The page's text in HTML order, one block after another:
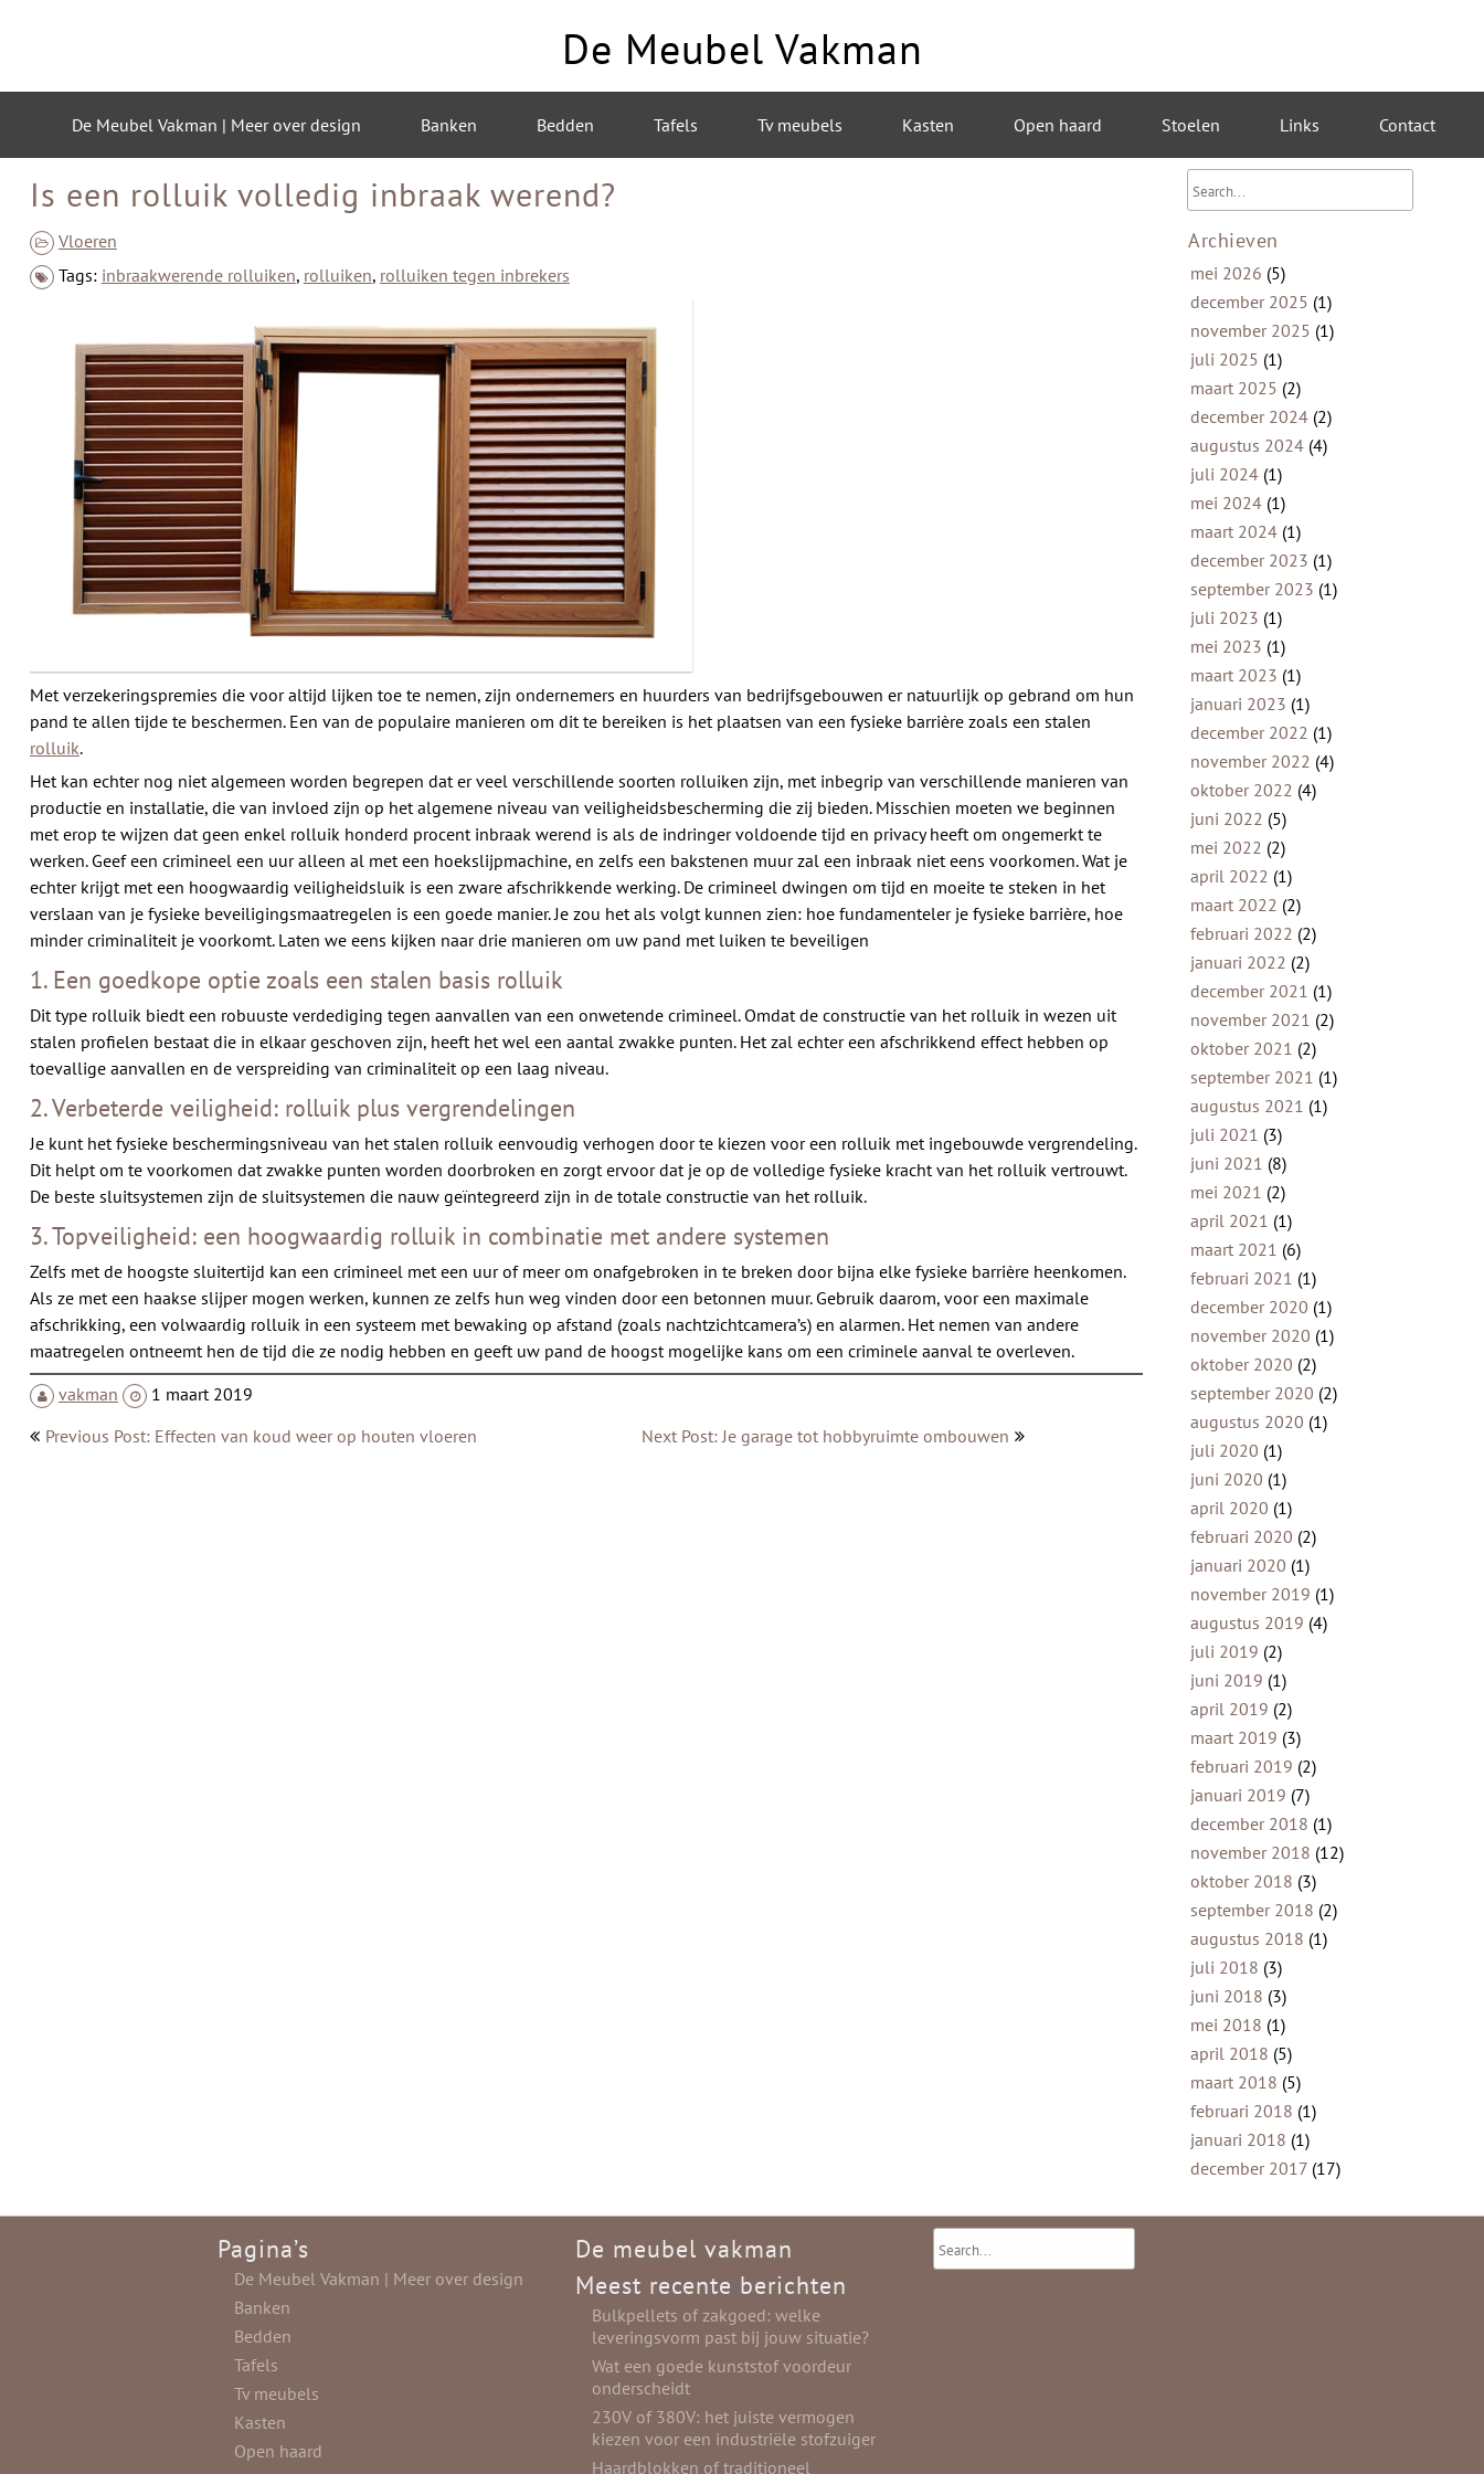
De Meubel Vakman
De Meubel Vakman | Meer over design Banken Bedden Tafels Tv meubels Kasten Open haard Stoelen Links Contact
Is een rolluik volledig inbraak werend?
Vloeren
Tags: inbraakwerende rolluiken, rolluiken, rolluiken tegen inbrekers
Met verzekeringspremies die voor altijd lijken toe te nemen, zijn ondernemers en huurders van bedrijfsgebouwen er natuurlijk op gebrand om hun
pand te allen tijde te beschermen. Een van de populaire manieren om dit te bereiken is het plaatsen van een fysieke barrière zoals een stalen
rolluik.
Het kan echter nog niet algemeen worden begrepen dat er veel verschillende soorten rolluiken zijn, met inbegrip van verschillende manieren van
productie en installatie, die van invloed zijn op het algemene niveau van veiligheidsbescherming die zij bieden. Misschien moeten we beginnen
met erop te wijzen dat geen enkel rolluik honderd procent inbraak werend is als de indringer voldoende tijd en privacy heeft om ongemerkt te
werken. Geef een crimineel een uur alleen al met een hoekslijpmachine, en zelfs een bakstenen muur zal een inbraak niet eens voorkomen. Wat je
echter krijgt met een hoogwaardig veiligheidsluik is een zware afschrikkende werking. De crimineel dwingen om tijd en moeite te steken in het
verslaan van je fysieke beveiligingsmaatregelen is een goede manier. Je zou het als volgt kunnen zien: hoe fundamenteler je fysieke barrière, hoe
minder criminaliteit je voorkomt. Laten we eens kijken naar drie manieren om uw pand met luiken te beveiligen
1. Een goedkope optie zoals een stalen basis rolluik
Dit type rolluik biedt een robuuste verdediging tegen aanvallen van een onwetende crimineel. Omdat de constructie van het rolluik in wezen uit
stalen profielen bestaat die in elkaar geschoven zijn, heeft het wel een aantal zwakke punten. Het zal echter een afschrikkend effect hebben op
toevallige aanvallen en de verspreiding van criminaliteit op een laag niveau.
2. Verbeterde veiligheid: rolluik plus vergrendelingen
Je kunt het fysieke beschermingsniveau van het stalen rolluik eenvoudig verhogen door te kiezen voor een rolluik met ingebouwde vergrendeling.
Dit helpt om te voorkomen dat zwakke punten worden doorbroken en zorgt ervoor dat je op de volledige fysieke kracht van het rolluik vertrouwt.
De beste sluitsystemen zijn de sluitsystemen die nauw geïntegreerd zijn in de totale constructie van het rolluik.
3. Topveiligheid: een hoogwaardig rolluik in combinatie met andere systemen
Zelfs met de hoogste sluitertijd kan een crimineel met een uur of meer om onafgebroken in te breken door bijna elke fysieke barrière heenkomen.
Als ze met een haakse slijper mogen werken, kunnen ze zelfs hun weg vinden door een betonnen muur. Gebruik daarom, voor een maximale
afschrikking, een volwaardig rolluik in een systeem met bewaking op afstand (zoals nachtzichtcamera’s) en alarmen. Het nemen van andere
maatregelen ontneemt hen de tijd die ze nodig hebben en geeft uw pand de hoogst mogelijke kans om een criminele aanval te overleven.
vakman
1 maart 2019
Bericht
Previous Post: Effecten van koud weer op houten vloeren Next Post: Je garage tot hobbyruimte ombouwen
Archieven
mei 2026 (5)
december 2025 (1)
november 2025 (1)
juli 2025 (1)
maart 2025 (2)
december 2024 (2)
augustus 2024 (4)
juli 2024 (1)
mei 2024 (1)
maart 2024 (1)
december 2023 (1)
september 2023 (1)
juli 2023 (1)
mei 2023 (1)
maart 2023 (1)
januari 2023 (1)
december 2022 (1)
november 2022 (4)
oktober 2022 (4)
juni 2022 (5)
mei 2022 (2)
april 2022 (1)
maart 2022 (2)
februari 2022 (2)
januari 2022 (2)
december 2021 (1)
november 2021 (2)
oktober 2021 (2)
september 2021 (1)
augustus 2021 (1)
juli 2021 (3)
juni 2021 (8)
mei 2021 (2)
april 2021 (1)
maart 2021 (6)
februari 2021 (1)
december 2020 (1)
november 2020 (1)
oktober 2020 (2)
september 2020 (2)
augustus 2020 (1)
juli 2020 (1)
juni 2020 (1)
april 2020 (1)
februari 2020 (2)
januari 2020 (1)
november 2019 (1)
augustus 2019 (4)
juli 2019 (2)
juni 2019 (1)
april 2019 (2)
maart 2019 (3)
februari 2019 (2)
januari 2019 (7)
december 2018 (1)
november 2018 (12)
oktober 2018 (3)
september 2018 (2)
augustus 2018 (1)
juli 2018 (3)
juni 2018 (3)
mei 2018 (1)
april 2018 (5)
maart 2018 (5)
februari 2018 (1)
januari 2018 (1)
december 2017 (17)
Pagina’s
De Meubel Vakman | Meer over design
Banken
Bedden
Tafels
Tv meubels
Kasten
Open haard
De meubel vakman
Meest recente berichten
Bulkpellets of zakgoed: welke
leveringsvorm past bij jouw situatie?
Wat een goede kunststof voordeur
onderscheidt
230V of 380V: het juiste vermogen
kiezen voor een industriële stofzuiger
Haardblokken of traditioneel